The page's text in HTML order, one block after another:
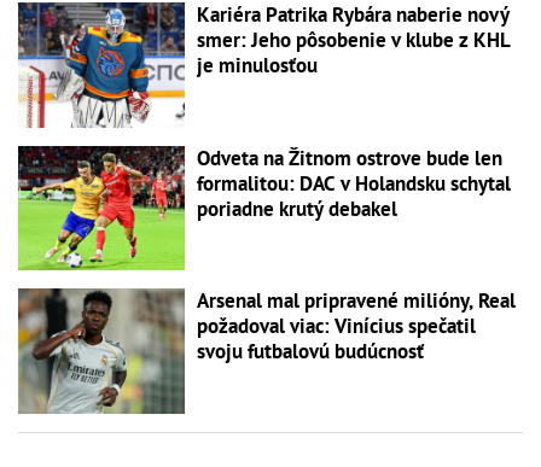
Kariéra Patrika Rybára naberie nový
smer: Jeho pôsobenie v klube z KHL
je minulosťou
Odveta na Žitnom ostrove bude len
formalitou: DAC v Holandsku schytal
poriadne krutý debakel
Arsenal mal pripravené milióny, Real
požadoval viac: Vinícius spečatil
svoju futbalovú budúcnosť